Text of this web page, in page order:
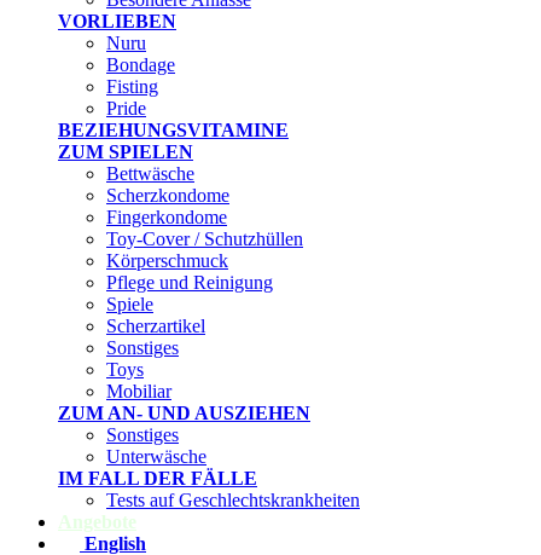
VORLIEBEN
Nuru
Bondage
Fisting
Pride
BEZIEHUNGSVITAMINE
ZUM SPIELEN
Bettwäsche
Scherzkondome
Fingerkondome
Toy-Cover / Schutzhüllen
Körperschmuck
Pflege und Reinigung
Spiele
Scherzartikel
Sonstiges
Toys
Mobiliar
ZUM AN- UND AUSZIEHEN
Sonstiges
Unterwäsche
IM FALL DER FÄLLE
Tests auf Geschlechtskrankheiten
Angebote
English